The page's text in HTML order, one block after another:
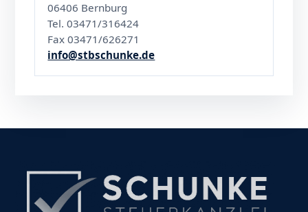
06406 Bernburg
Tel. 03471/316424
Fax 03471/626271
info@stbschunke.de